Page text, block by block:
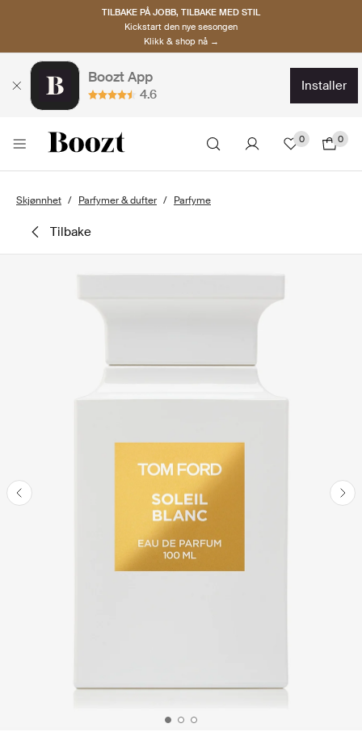
TILBAKE PÅ JOBB, TILBAKE MED STIL
Kickstart den nye sesongen
Klikk & shop nå →
Boozt App
4.6
installer
0 0
Skjønnhet Parfymer & dufter Parfyme
tilbake